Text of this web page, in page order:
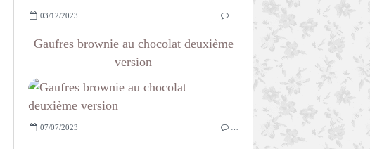
03/12/2023
Gaufres brownie au chocolat deuxième
version
07/07/2023